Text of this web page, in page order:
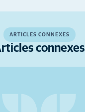
ARTICLES CONNEXES
connexes